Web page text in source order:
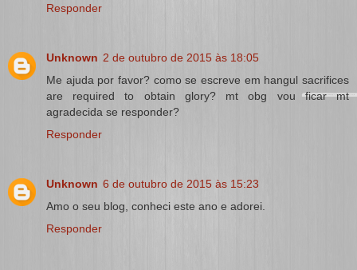
Responder
Unknown 2 de outubro de 2015 às 18:05
Me ajuda por favor? como se escreve em hangul sacrifices
are required to obtain glory? mt obg vou ficar mt
agradecida se responder?
Responder
Unknown 6 de outubro de 2015 às 15:23
Amo o seu blog, conheci este ano e adorei.
Responder